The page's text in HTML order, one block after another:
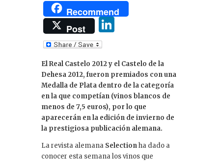
Recommend
Post
k
e
dI
n
El Real Castelo 2012 y el Castelo de la
Dehesa 2012, fueron premiados con una
Medalla de Plata dentro de la categoría
en la que competían (vinos blancos de
menos de 7,5 euros), por lo que
aparecerán en la edición de invierno de
la prestigiosa publicación alemana.
La revista alemana Selectionha dado a
conocer esta semana los vinos que